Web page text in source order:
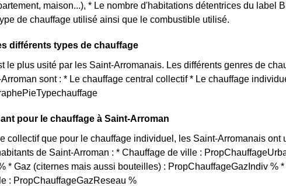
maison...), * Le nombre d'habitations détentrices du label
de chauffage utilisé ainsi que le combustible utilisé.
différents types de chauffage
le plus usité par les Saint-Arromanais. Les différents genres de
sont : * Le chauffage central collectif * Le chauffage
pour le chauffage à Saint-Arroman
collectif que pour le chauffage individuel, les Saint-Arromanais ont
de Saint-Arroman : * Chauffage de ville :
* Gaz (citernes mais aussi bouteilles) : PropChauffageGazIndiv %
: PropChauffageGazReseau %